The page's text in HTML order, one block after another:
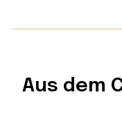
Aus dem